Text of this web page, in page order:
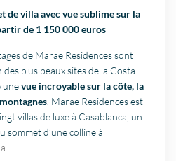
de villa avec vue sublime sur la
de 1 150 000 euros
de Marae Residences sont
des plus beaux sites de la Costa
unevue incroyable sur la côte, la
. Marae Residences est
villas de luxe à Casablanca, un
d’une colline à